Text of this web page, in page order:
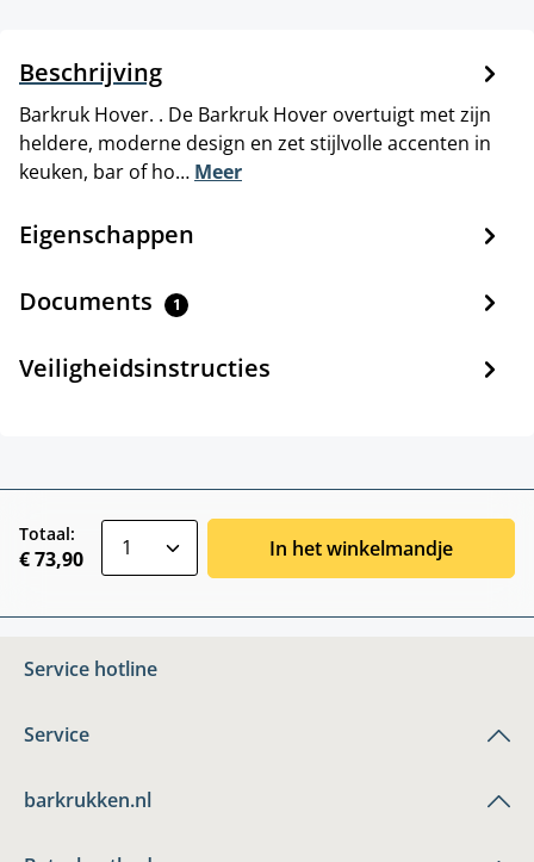
Beschrijving
Barkruk Hover. . De Barkruk Hover overtuigt met zijn
heldere, moderne design en zet stijlvolle accenten in
keuken, bar of ho… Meer
Eigenschappen
Documents 1
Veiligheidsinstructies
Totaal:
€ 73,90 In het winkelmandje
Service hotline
Service
barkrukken.nl